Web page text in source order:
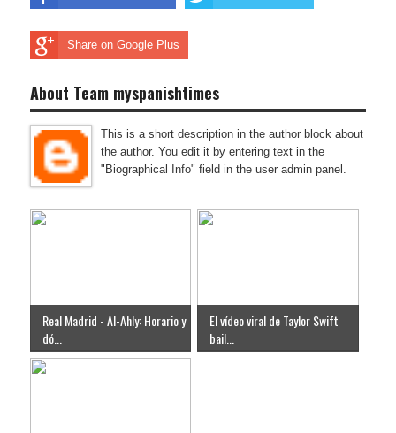
Share on Google Plus
About Team myspanishtimes
This is a short description in the author block about
the author. You edit it by entering text in the
"Biographical Info" field in the user admin panel.
Real Madrid - Al-Ahly: Horario y
dó...
El vídeo viral de Taylor Swift
bail...